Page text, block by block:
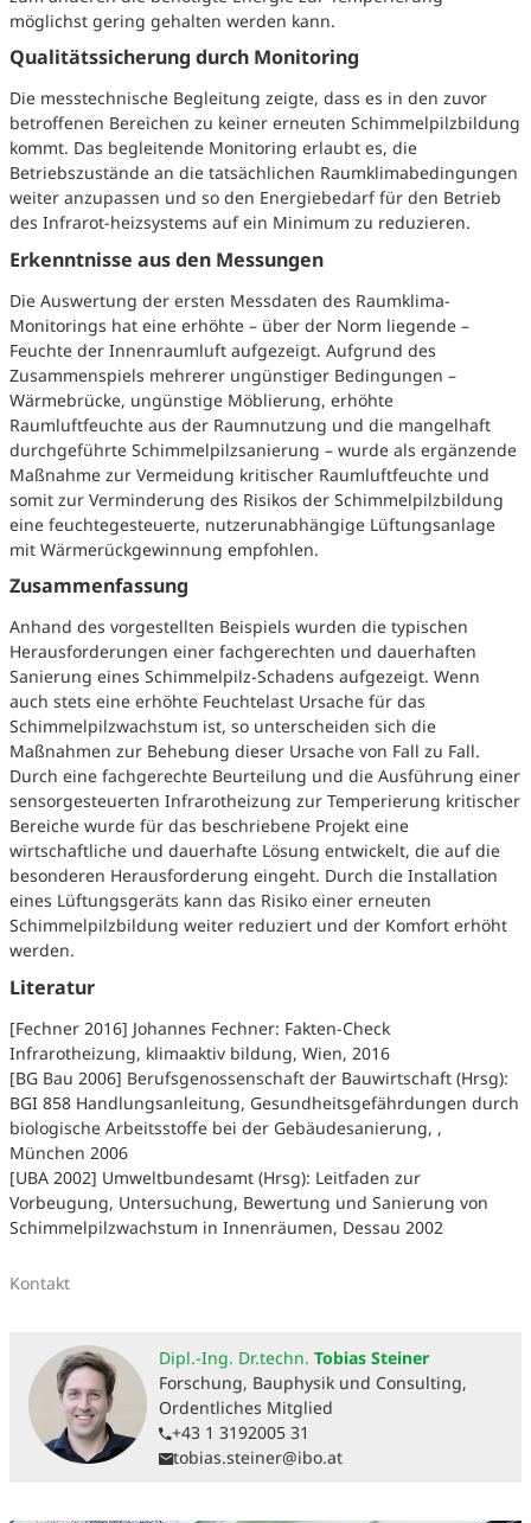
möglichst gering gehalten werden kann.
Qualitätssicherung durch Monitoring
Die messtechnische Begleitung zeigte, dass es in den zuvor
betroffenen Bereichen zu keiner erneuten Schimmelpilzbildung
kommt. Das begleitende Monitoring erlaubt es, die
Betriebszustände an die tatsächlichen Raumklimabedingungen
weiter anzupassen und so den Energiebedarf für den Betrieb
des Infrarot-heizsystems auf ein Minimum zu reduzieren.
Erkenntnisse aus den Messungen
Die Auswertung der ersten Messdaten des Raumklima-
Monitorings hat eine erhöhte – über der Norm liegende –
Feuchte der Innenraumluft aufgezeigt. Aufgrund des
Zusammenspiels mehrerer ungünstiger Bedingungen –
Wärmebrücke, ungünstige Möblierung, erhöhte
Raumluftfeuchte aus der Raumnutzung und die mangelhaft
durchgeführte Schimmelpilzsanierung – wurde als ergänzende
Maßnahme zur Vermeidung kritischer Raumluftfeuchte und
somit zur Verminderung des Risikos der Schimmelpilzbildung
eine feuchtegesteuerte, nutzerunabhängige Lüftungsanlage
mit Wärmerückgewinnung empfohlen.
Zusammenfassung
Anhand des vorgestellten Beispiels wurden die typischen
Herausforderungen einer fachgerechten und dauerhaften
Sanierung eines Schimmelpilz-Schadens aufgezeigt. Wenn
auch stets eine erhöhte Feuchtelast Ursache für das
Schimmelpilzwachstum ist, so unterscheiden sich die
Maßnahmen zur Behebung dieser Ursache von Fall zu Fall.
Durch eine fachgerechte Beurteilung und die Ausführung einer
sensorgesteuerten Infrarotheizung zur Temperierung kritischer
Bereiche wurde für das beschriebene Projekt eine
wirtschaftliche und dauerhafte Lösung entwickelt, die auf die
besonderen Herausforderung eingeht. Durch die Installation
eines Lüftungsgeräts kann das Risiko einer erneuten
Schimmelpilzbildung weiter reduziert und der Komfort erhöht
werden.
Literatur
[Fechner 2016] Johannes Fechner: Fakten-Check
Infrarotheizung, klimaaktiv bildung, Wien, 2016
[BG Bau 2006] Berufsgenossenschaft der Bauwirtschaft (Hrsg):
BGI 858 Handlungsanleitung, Gesundheitsgefährdungen durch
biologische Arbeitsstoffe bei der Gebäudesanierung, ,
München 2006
[UBA 2002] Umweltbundesamt (Hrsg): Leitfaden zur
Vorbeugung, Untersuchung, Bewertung und Sanierung von
Schimmelpilzwachstum in Innenräumen, Dessau 2002
Kontakt
Dipl.-Ing. Dr.techn. Tobias Steiner
Forschung, Bauphysik und Consulting,
Ordentliches Mitglied
+43 1 3192005 31
tobias.steiner@ibo.at